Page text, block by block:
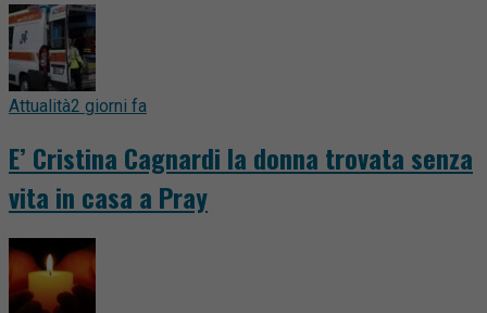
Attualità2 giorni fa
E’ Cristina Cagnardi la donna trovata senza
vita in casa a Pray